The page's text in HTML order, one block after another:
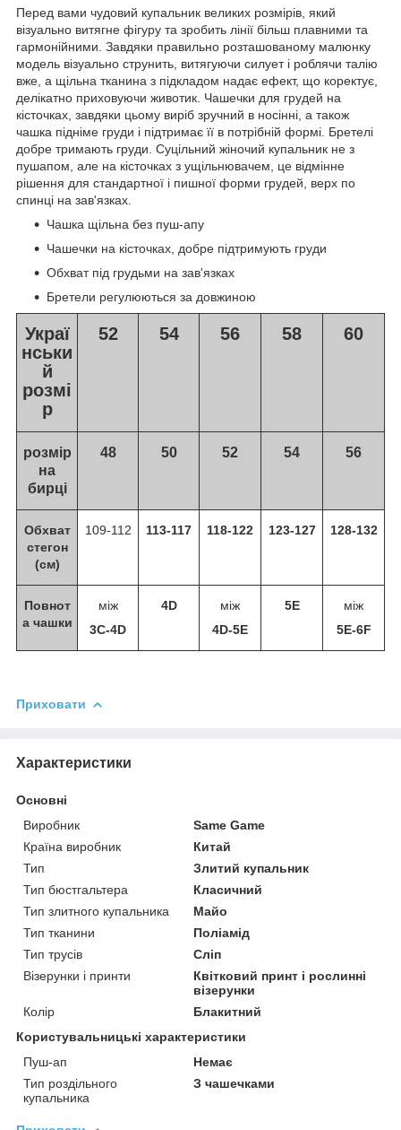
Перед вами чудовий купальник великих розмірів, який
візуально витягне фігуру та зробить лінії більш плавними та
гармонійними. Завдяки правильно розташованому малюнку
модель візуально струнить, витягуючи силует і роблячи талію
вже, а щільна тканина з підкладом надає ефект, що коректує,
делікатно приховуючи животик. Чашечки для грудей на
кісточках, завдяки цьому виріб зручний в носінні, а також
чашка підніме груди і підтримає її в потрібній формі. Бретелі
добре тримають груди. Суцільний жіночий купальник не з
пушапом, але на кісточках з ущільнювачем, це відмінне
рішення для стандартної і пишної форми грудей, верх по
спинці на зав'язках.
Чашка щільна без пуш-апу
Чашечки на кісточках, добре підтримують груди
Обхват під грудьми на зав'язках
Бретели регулюються за довжиною
Украї
нськи
й
розмі
р
52 54 56 58 60
розмір
на
бирці
48 50 52 54 56
Обхват
стегон
(см)
109-112 113-117 118-122 123-127 128-132
Повнот
а чашки
між
3C-4D
4D
між
4D-5E
5E
між
5E-6F
Приховати
Характеристики
Основні
Виробник
Same Game
Країна виробник
Китай
Тип
Злитий купальник
Тип бюстгальтера
Класичний
Тип злитного купальника
Майо
Тип тканини
Поліамід
Тип трусів
Сліп
Візерунки і принти
Квітковий принт і рослинні
візерунки
Колір
Блакитний
Користувальницькі характеристики
Пуш-ап
Немає
Тип роздільного
купальника
З чашечками